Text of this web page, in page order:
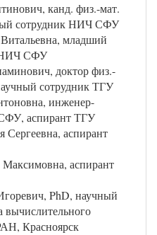
канд. физ.-мат.
сотрудник НИЧ СФУ
младший
НИЧ СФУ
доктор физ.-
сотрудник ТГУ
инженер-
аспирант ТГУ
Сергеевна, аспирант
аспирант
PhD, научный
вычислительного
Красноярск